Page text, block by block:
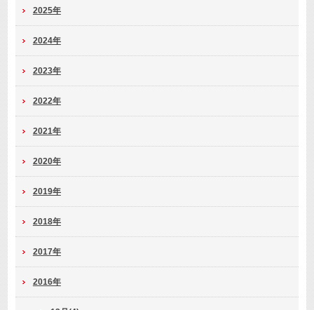
2025年
2024年
2023年
2022年
2021年
2020年
2019年
2018年
2017年
2016年